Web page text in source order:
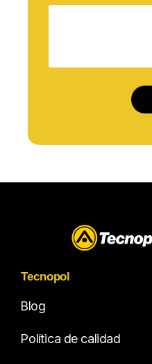
Tecnopol
Blog
Política de calidad